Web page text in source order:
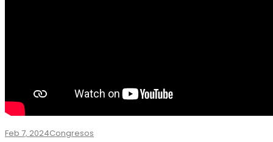
Feb 7, 2024Congresos